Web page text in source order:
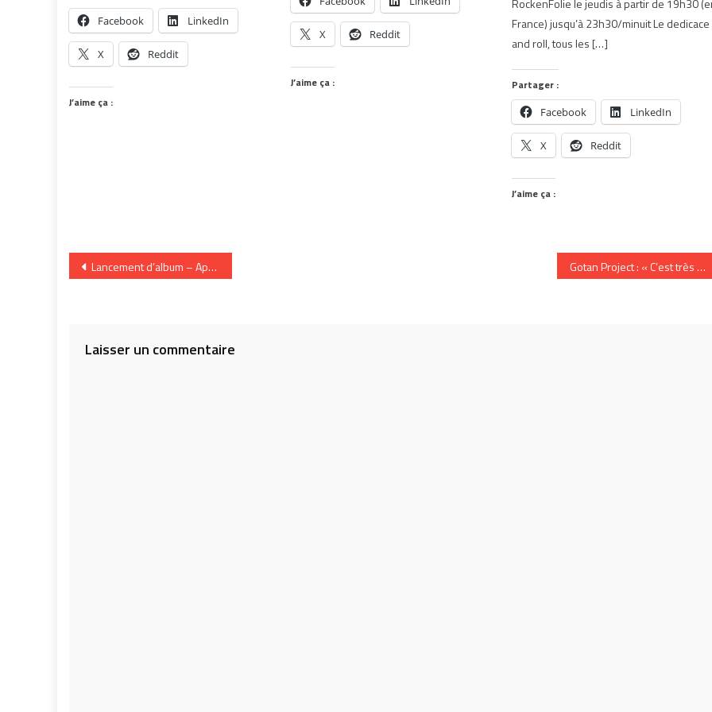
Facebook LinkedIn
X Reddit
J’aime ça :
X Reddit
J’aime ça :
France) jusqu’à 23h30/minuit Le dedicace
and roll, tous les […]
Partager :
Facebook LinkedIn
X Reddit
J’aime ça :
Navigation
Lancement d’album – Après le crime d’Ariel – Buffet de Balboa – Tempête d’Ève Cournoyer Gotan Project : « C’est très réducteur de nous définir comme du tango électro »
Laisser un commentaire